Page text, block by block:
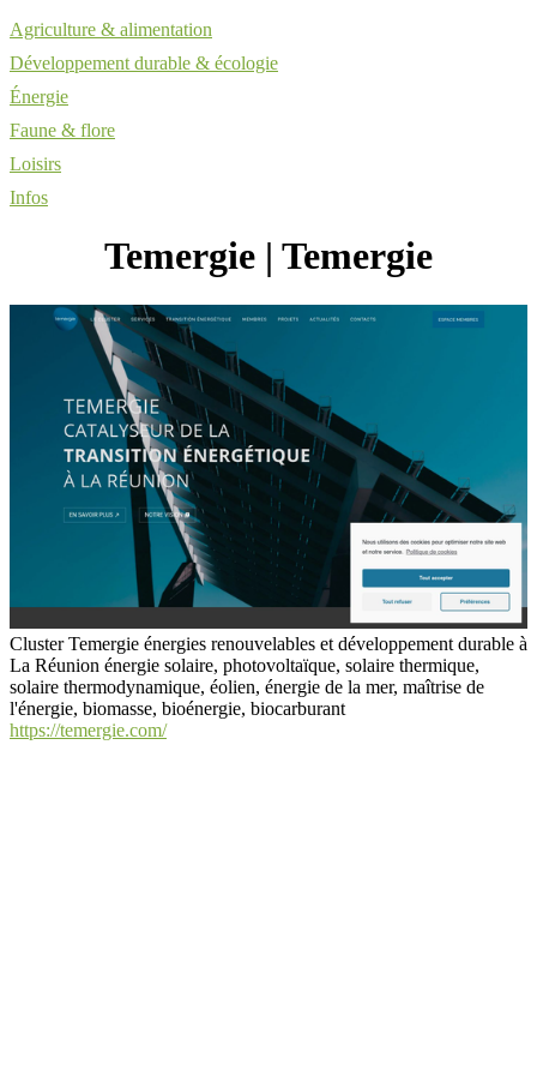
Agriculture & alimentation
Développement durable & écologie
Énergie
Faune & flore
Loisirs
Infos
Temergie | Temergie
Cluster Temergie énergies renouvelables et développement durable à
La Réunion énergie solaire, photovoltaïque, solaire thermique,
solaire thermodynamique, éolien, énergie de la mer, maîtrise de
l'énergie, biomasse, bioénergie, biocarburant
https://temergie.com/